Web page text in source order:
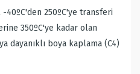
40ºC'den 250ºC'ye transferi
350ºC'ye kadar olan
dayanıklı boya kaplama (C4)